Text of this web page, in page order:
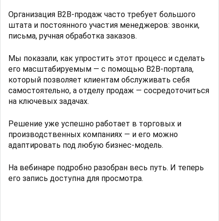
Организация B2B-продаж часто требует большого
штата и постоянного участия менеджеров: звонки,
письма, ручная обработка заказов.
Мы показали, как упростить этот процесс и сделать
его масштабируемым — с помощью B2B-портала,
который позволяет клиентам обслуживать себя
самостоятельно, а отделу продаж — сосредоточиться
на ключевых задачах.
Решение уже успешно работает в торговых и
производственных компаниях — и его можно
адаптировать под любую бизнес-модель.
На вебинаре подробно разобран весь путь. И теперь
его запись доступна для просмотра.